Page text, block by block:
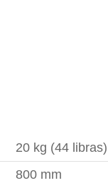
20 kg (44 libras)
800 mm